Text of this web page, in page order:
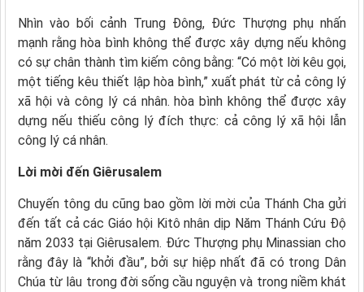
Nhìn vào bối cảnh Trung Đông, Đức Thượng phụ nhấn
mạnh rằng hòa bình không thể được xây dựng nếu không
có sự chân thành tìm kiếm công bằng: “Có một lời kêu gọi,
một tiếng kêu thiết lập hòa bình,” xuất phát từ cả công lý
xã hội và công lý cá nhân. hòa bình không thể được xây
dựng nếu thiếu công lý đích thực: cả công lý xã hội lẫn
công lý cá nhân.
Lời mời đến Giêrusalem
Chuyến tông du cũng bao gồm lời mời của Thánh Cha gửi
đến tất cả các Giáo hội Kitô nhân dịp Năm Thánh Cứu Độ
năm 2033 tại Giêrusalem. Đức Thượng phụ Minassian cho
rằng đây là “khởi đầu”, bởi sự hiệp nhất đã có trong Dân
Chúa từ lâu trong đời sống cầu nguyện và trong niềm khát